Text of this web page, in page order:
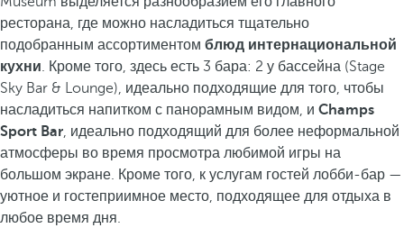
ресторана, где можно насладиться тщательно
подобранным ассортиментом блюд интернациональной
кухни. Кроме того, здесь есть 3 бара: 2 у бассейна (Stage
Sky Bar & Lounge), идеально подходящие для того, чтобы
насладиться напитком с панорамным видом, и Champs
Sport Bar, идеально подходящий для более неформальной
атмосферы во время просмотра любимой игры на
большом экране. Кроме того, к услугам гостей лобби-бар —
уютное и гостеприимное место, подходящее для отдыха в
любое время дня.